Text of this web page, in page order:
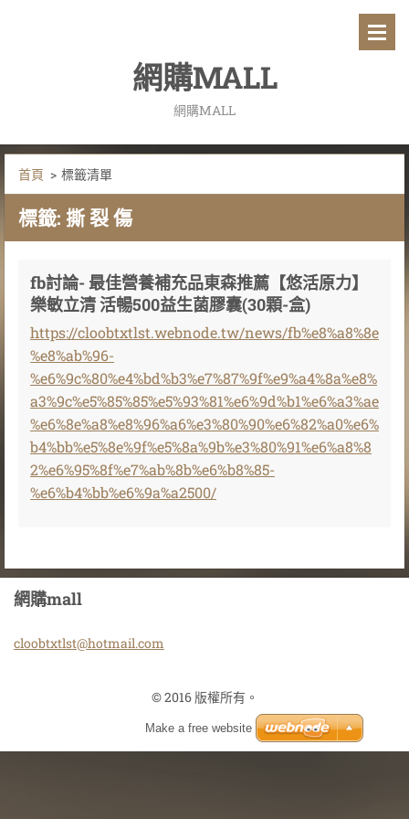
網購MALL
網購MALL
首頁 > 標籤清單
標籤: 撕 裂 傷
fb討論- 最佳營養補充品東森推薦【悠活原力】
樂敏立清 活暢500益生菌膠囊(30顆-盒)
https://cloobtxtlst.webnode.tw/news/fb%e8%a8%8e
%e8%ab%96-
%e6%9c%80%e4%bd%b3%e7%87%9f%e9%a4%8a%e8%
a3%9c%e5%85%85%e5%93%81%e6%9d%b1%e6%a3%ae
%e6%8e%a8%e8%96%a6%e3%80%90%e6%82%a0%e6%
b4%bb%e5%8e%9f%e5%8a%9b%e3%80%91%e6%a8%8
2%e6%95%8f%e7%ab%8b%e6%b8%85-
%e6%b4%bb%e6%9a%a2500/
網購mall
cloobtxtlst@hotmail.com
© 2016 版權所有。
Make a free website